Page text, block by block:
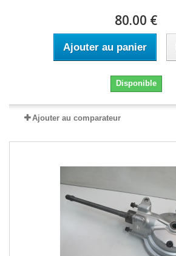
80.00 €
Ajouter au panier
Disponible
Ajouter au comparateur